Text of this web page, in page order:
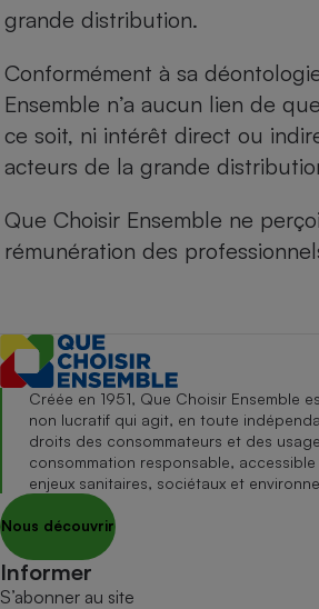
grande distribution.
Conformément à sa
Ensemble n’a aucun lien de
ce soit, ni intérêt direct ou
acteurs de la grande
Que Choisir Ensemble ne
rémunération des
Créée en 1951, Que Choisir Ensemble
non lucratif qui agit, en toute
droits des consommateurs et des
consommation responsable,
enjeux sanitaires, sociétaux et
Nous découvrir
Informer
S’abonner au site